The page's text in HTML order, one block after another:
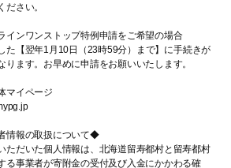
ださい。
インワンストップ特例申請をご希望の場合
た【翌年1月10日（23時59分）まで】に手続きが
ります。お早めに申請をお願いいたします。
マイページ
情報の取扱について◆
ただいた個人情報は、北海道留寿都村と留寿都村
る事業者が寄附金の受付及び入金にかかわる確